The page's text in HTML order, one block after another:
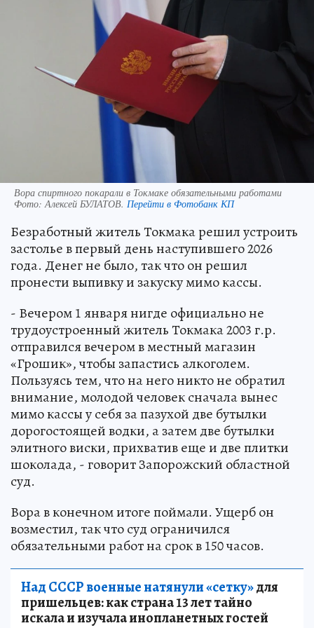
Вора спиртного покарали в Токмаке обязательными работами
Фото: Алексей БУЛАТОВ. Перейти в Фотобанк КП
Безработный житель Токмака решил устроить
застолье в первый день наступившего 2026
года. Денег не было, так что он решил
пронести выпивку и закуску мимо кассы.
- Вечером 1 января нигде официально не
трудоустроенный житель Токмака 2003 г.р.
отправился вечером в местный магазин
«Грошик», чтобы запастись алкоголем.
Пользуясь тем, что на него никто не обратил
внимание, молодой человек сначала вынес
мимо кассы у себя за пазухой две бутылки
дорогостоящей водки, а затем две бутылки
элитного виски, прихватив еще и две плитки
шоколада, - говорит Запорожский областной
суд.
Вора в конечном итоге поймали. Ущерб он
возместил, так что суд ограничился
обязательными работ на срок в 150 часов.
Над СССР военные натянули «сетку»для
пришельцев: как страна 13 лет тайно
искала и изучала инопланетных гостей